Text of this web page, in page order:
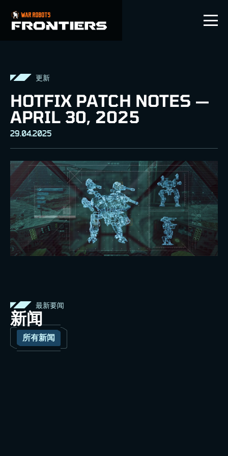
ZHCN
更新
HOTFIX PATCH NOTES —
APRIL 30, 2025
29.04.2025
最新要闻
新闻
所有新闻